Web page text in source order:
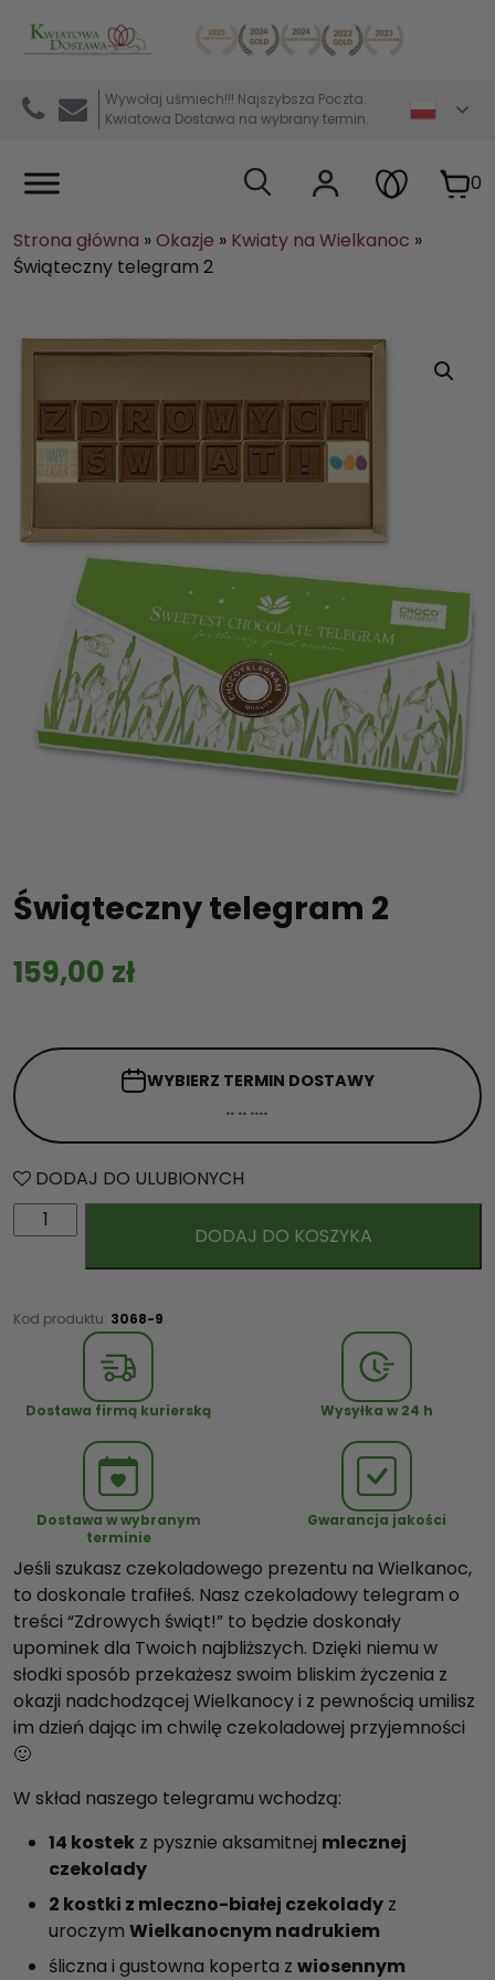
Kwiaciarnia internetowa Kwiatowa Dostawa
Wywołaj uśmiech!!! Najszybsza Poczta.
Kwiatowa Dostawa na wybrany termin.
0
Strona główna »Okazje » Kwiaty na Wielkanoc »
Świąteczny telegram 2
Świąteczny telegram 2
159,00 zł
WYBIERZ TERMIN DOSTAWY
DODAJ DO ULUBIONYCH
l
ć
n
y
t
e
l
e
g
r
m
DODAJ DO KOSZYKA
Kod produktu: 3068-9
Dostawa firmą kurierską Wysyłka w 24 h
Dostawa w wybranym
terminie
Gwarancja jakości
Jeśli szukasz czekoladowego prezentu na Wielkanoc,
to doskonale trafiłeś. Nasz czekoladowy telegram o
treści “Zdrowych świąt!” to będzie doskonały
upominek dla Twoich najbliższych. Dzięki niemu w
słodki sposób przekażesz swoim bliskim życzenia z
okazji nadchodzącej Wielkanocy i z pewnością umilisz
im dzień dając im chwilę czekoladowej przyjemności
🙂
W skład naszego telegramu wchodzą:
14 kostek z pysznie aksamitnej mlecznej
czekolady
2 kostki z mleczno-białej czekolady z
uroczym Wielkanocnym nadrukiem
śliczna i gustowna koperta z wiosennym